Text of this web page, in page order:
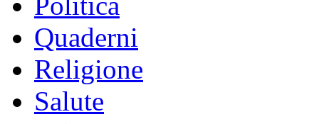
Quaderni
Religione
Salute